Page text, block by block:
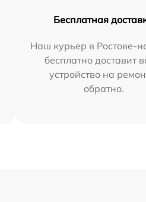
Бесплатная
Наш курьер в Ростове-
бесплатно доставит
устройство на
обратно.